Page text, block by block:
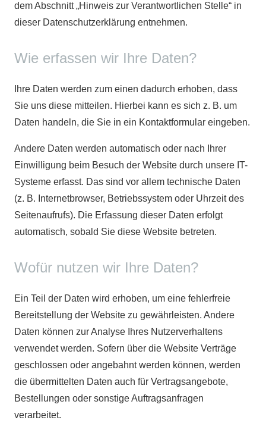
dem Abschnitt „Hinweis zur Verantwortlichen Stelle“ in
dieser Datenschutzerklärung entnehmen.
Wie erfassen wir Ihre Daten?
Ihre Daten werden zum einen dadurch erhoben, dass
Sie uns diese mitteilen. Hierbei kann es sich z. B. um
Daten handeln, die Sie in ein Kontaktformular eingeben.
Andere Daten werden automatisch oder nach Ihrer
Einwilligung beim Besuch der Website durch unsere IT-
Systeme erfasst. Das sind vor allem technische Daten
(z. B. Internetbrowser, Betriebssystem oder Uhrzeit des
Seitenaufrufs). Die Erfassung dieser Daten erfolgt
automatisch, sobald Sie diese Website betreten.
Wofür nutzen wir Ihre Daten?
Ein Teil der Daten wird erhoben, um eine fehlerfreie
Bereitstellung der Website zu gewährleisten. Andere
Daten können zur Analyse Ihres Nutzerverhaltens
verwendet werden. Sofern über die Website Verträge
geschlossen oder angebahnt werden können, werden
die übermittelten Daten auch für Vertragsangebote,
Bestellungen oder sonstige Auftragsanfragen
verarbeitet.